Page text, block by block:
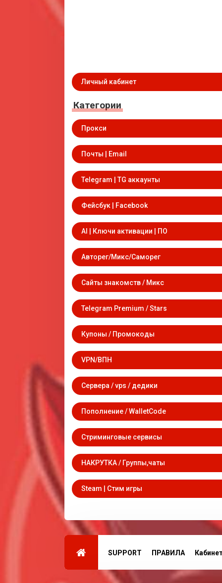
Личный кабинет
Категории
Прокси
Почты | Email
Telegram | TG аккаунты
Фейсбук | Facebook
AI | Ключи активации | ПО
Авторег/Микс/Саморег
Сайты знакомств / Микс
Telegram Premium / Stars
Купоны / Промокоды
VPN/ВПН
Сервера / vps / дедики
Пополнение / WalletCode
Стриминговые сервисы
НАКРУТКА / Группы,чаты
Steam | Стим игры
SUPPORT ПРАВИЛА